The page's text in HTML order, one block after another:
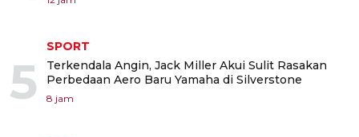
5
SPORT
Terkendala Angin, Jack Miller Akui Sulit Rasakan
Perbedaan Aero Baru Yamaha di Silverstone
8 jam